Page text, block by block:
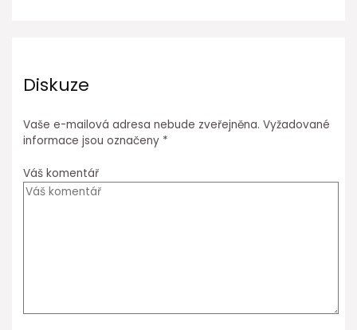
Diskuze
Vaše e-mailová adresa nebude zveřejněna. Vyžadované
informace jsou označeny *
Váš komentář